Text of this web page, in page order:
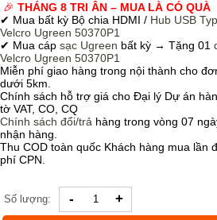
🎉 THÁNG 8 TRI ÂN – MUA LÀ CÓ QUÀ
✔ Mua bất kỳ Bộ chia HDMI / Hub USB
Velcro Ugreen 50370P1
✔ Mua cáp sạc Ugreen bất kỳ → Tặng 01
Velcro Ugreen 50370P1
Miễn phí giao hàng trong nội thành cho
dưới 5km.
Chính sách hỗ trợ giá cho Đại lý Dự án
tờ VAT, CO, CQ
Chính sách đổi/trả hàng trong vòng 07
nhận hàng.
Thu COD toàn quốc Khách hàng mua lần
phí CPN.
Số lượng: - +